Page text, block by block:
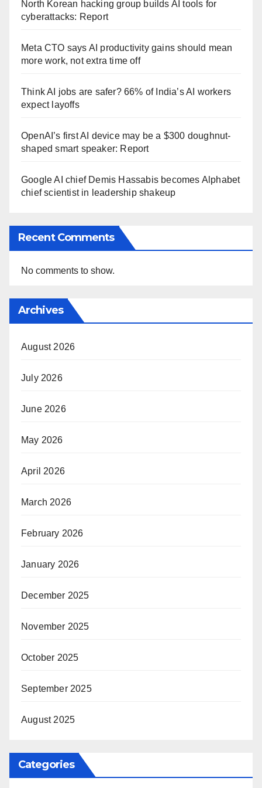
North Korean hacking group builds AI tools for
cyberattacks: Report
Meta CTO says AI productivity gains should mean
more work, not extra time off
Think AI jobs are safer? 66% of India’s AI workers
expect layoffs
OpenAI’s first AI device may be a $300 doughnut-
shaped smart speaker: Report
Google AI chief Demis Hassabis becomes Alphabet
chief scientist in leadership shakeup
Recent Comments
No comments to show.
Archives
August 2026
July 2026
June 2026
May 2026
April 2026
March 2026
February 2026
January 2026
December 2025
November 2025
October 2025
September 2025
August 2025
Categories